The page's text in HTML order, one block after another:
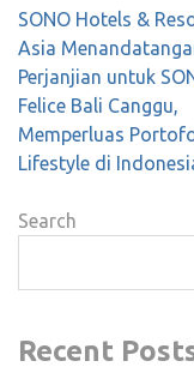
Post
navigation
SONO Hotels &
Asia
Perjanjian untuk
Felice Bali Canggu,
Memperluas
Lifestyle di
Search
Recent